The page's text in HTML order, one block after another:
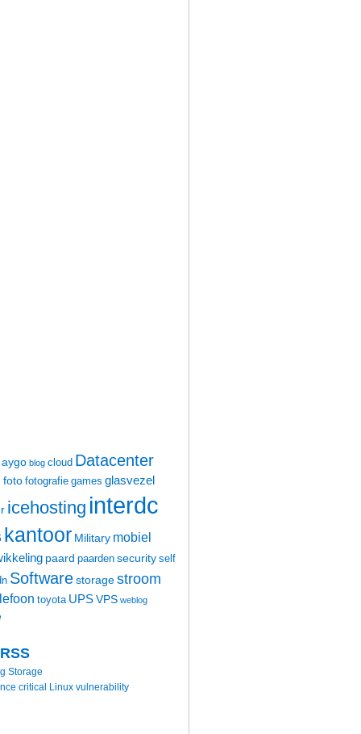
aygo blog cloud Datacenter
foto fotografie games glasvezel
icehosting interdc
kantoor Military mobiel
paard paarden security self
Softwarestoragestroom
toyota UPSVPS weblog
Storage
critical Linux vulnerability